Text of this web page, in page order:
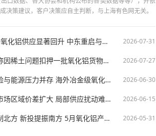
策建议，客户决策应自主判断，与上海有色网无关。
7月海外氧化铝供应显著回升 中东重启与印尼政策变数引关注【SMM分析】 2026-07-31
印尼据称因稀土问题扣押一批氧化铝货物——相关法规实际规定如下【SMM分析】 2026-07-27
地缘风险与能源压力并存 海外冶金级氧化铝6月产量同比下降约6%【SMM分析】 2026-06-30
氧化铝市场区域价差扩大 局部供应扰动难改短期宽松格局【SMM分析】 2026-06-15
检修压制北方 新投提振南方 5月氧化铝产量呈现区域分化【SMM分析】 2026-05-31